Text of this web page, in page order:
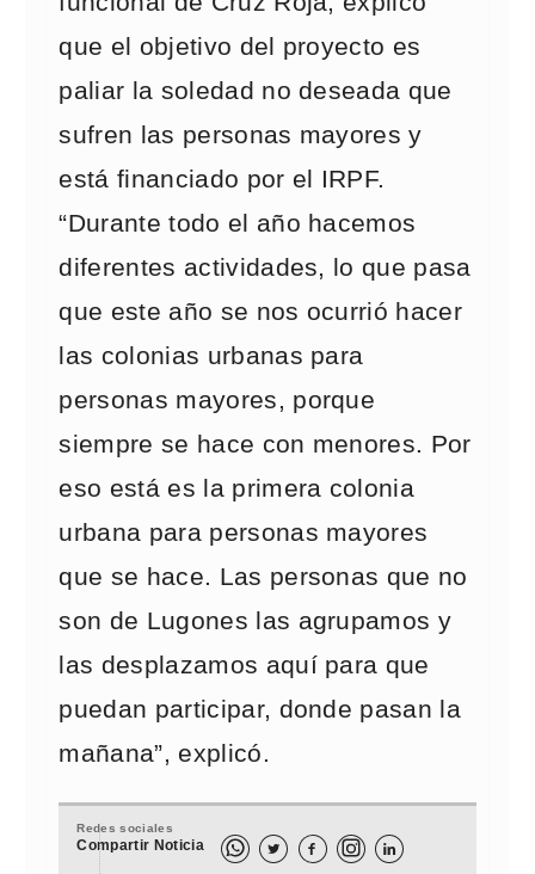
que el objetivo del proyecto es
paliar la soledad no deseada que
sufren las personas mayores y
está financiado por el IRPF.
“Durante todo el año hacemos
diferentes actividades, lo que pasa
que este año se nos ocurrió hacer
las colonias urbanas para
personas mayores, porque
siempre se hace con menores. Por
eso está es la primera colonia
urbana para personas mayores
que se hace. Las personas que no
son de Lugones las agrupamos y
las desplazamos aquí para que
puedan participar, donde pasan la
mañana”, explicó.
Redes sociales
Compartir Noticia   